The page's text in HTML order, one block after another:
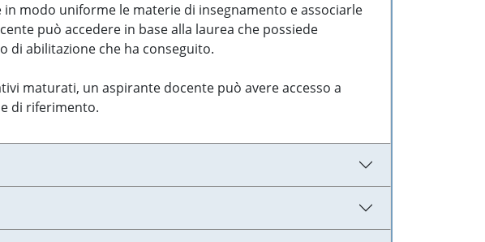
modo uniforme le materie di insegnamento e associarle
può accedere in base alla laurea che possiede
di abilitazione che ha conseguito.
maturati, un aspirante docente può avere accesso a
di riferimento.